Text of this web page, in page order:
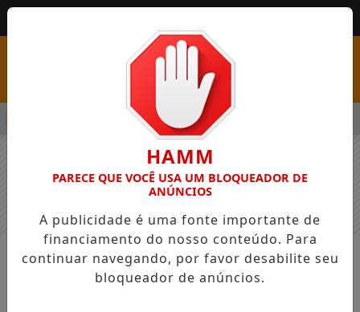
PSS COM VAGAS EM SEIS FUNÇÕES E SALÁRIOS QUE
NOTÍCIAS GERAL
Aprovado o reconhecimento da
HAMM
PARECE QUE VOCÊ USA UM BLOQUEADOR DE
ANÚNCIOS
A publicidade é uma fonte importante de
financiamento do nosso conteúdo. Para
continuar navegando, por favor desabilite seu
bloqueador de anúncios.